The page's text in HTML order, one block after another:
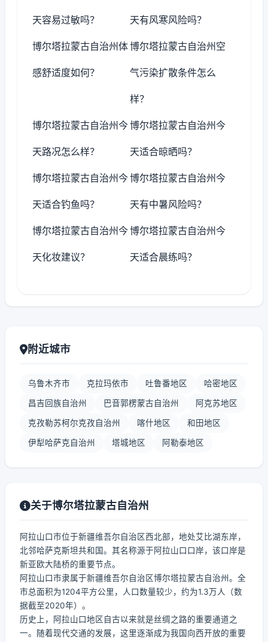
天容易过敏吗？ 天有风寒风险吗？
博尔塔拉蒙古自治州体
感舒适度如何？
博尔塔拉蒙古自治州空
气污染扩散条件怎么
样？
博尔塔拉蒙古自治州今
天路况怎么样？
博尔塔拉蒙古自治州今
天适合晾晒吗？
博尔塔拉蒙古自治州今
天适合钓鱼吗？
博尔塔拉蒙古自治州今
天有中暑风险吗？
博尔塔拉蒙古自治州今
天化妆建议？
博尔塔拉蒙古自治州今
天适合晨练吗？
附近城市
乌鲁木齐市 克拉玛依市 吐鲁番地区 哈密地区
昌吉回族自治州 巴音郭楞蒙古自治州 阿克苏地区
克孜勒苏柯尔克孜自治州 喀什地区 和田地区
伊犁哈萨克自治州 塔城地区 阿勒泰地区
关于博尔塔拉蒙古自治州
阿拉山口市位于新疆维吾尔自治区西北部，地处艾比湖东岸，
北邻哈萨克斯坦共和国。其名称源于阿拉山口口岸，该口岸是
新亚欧大陆桥的重要节点。
阿拉山口市隶属于新疆维吾尔自治区博尔塔拉蒙古自治州。全
市总面积为1204平方公里，人口数量较少，约为1.3万人（数
据截至2020年）。
历史上，阿拉山口地区自古以来就是丝绸之路的重要通道之
一。随着现代交通的发展，这里逐渐成为我国向西开放的重要